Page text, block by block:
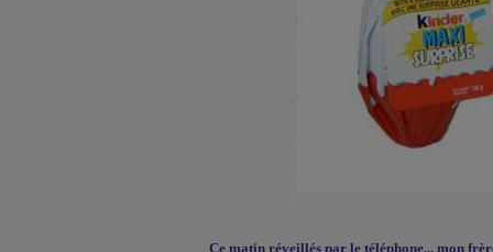
Ce matin réveillés par le téléphone... mon